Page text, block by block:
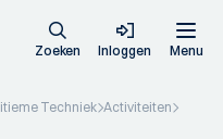
Zoeken Inloggen Menu
Techniek Activiteiten